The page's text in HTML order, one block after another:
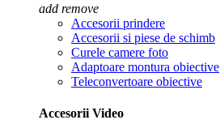
add remove
Accesorii prindere
Accesorii si piese de schimb
Curele camere foto
Adaptoare montura obiective
Teleconvertoare obiective
Accesorii Video